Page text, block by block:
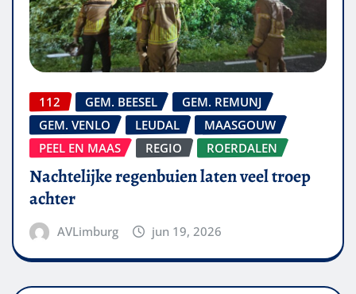
112 GEM. BEESEL
GEM. REMUNJ
GEM. VENLO
LEUDAL
MAASGOUW
PEEL EN MAAS
REGIO ROERDALEN
Nachtelijke regenbuien laten veel troep
achter
AVLimburg jun 19, 2026